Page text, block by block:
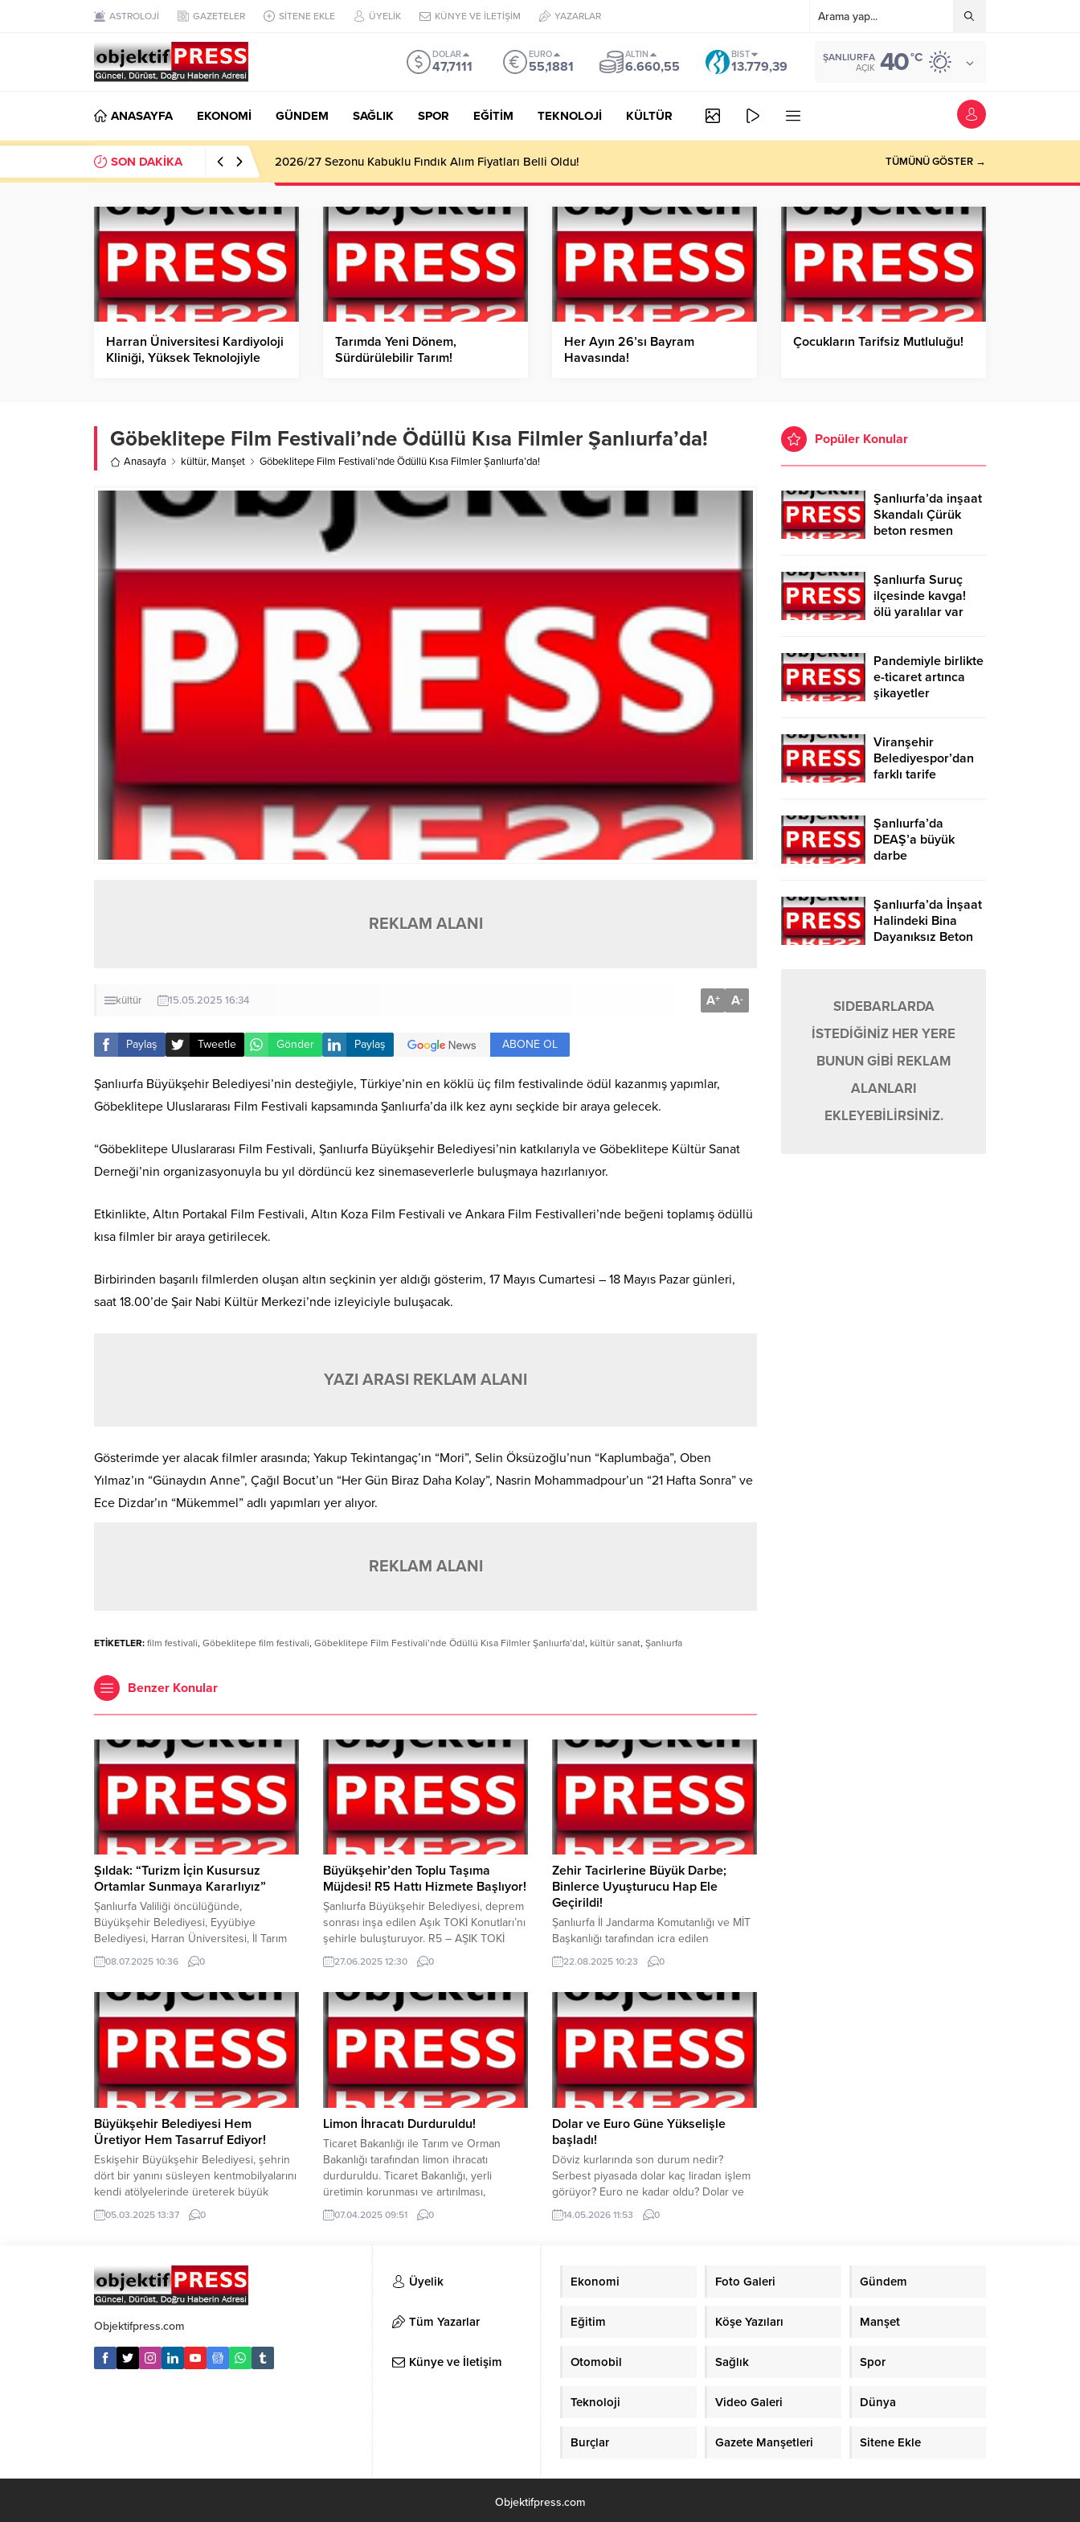
ASTROLOJİ GAZETELER SİTENE EKLE ÜYELİK KÜNYE VE İLETİŞİM YAZARLAR
DOLAR
47,7111
EURO
55,1881
ALTIN
6.660,55
BIST
13.779,39
ŞANLIURFA
AÇIK 40°C
ANASAYFA EKONOMİ GÜNDEM SAĞLIK SPOR EĞİTİM TEKNOLOJİ KÜLTÜR
SON DAKİKA 2026/27 Sezonu Kabuklu Fındık Alım Fiyatları Belli Oldu! TÜMÜNÜ GÖSTER →
Harran Üniversitesi Kardiyoloji
Kliniği, Yüksek Teknolojiyle
Tarımda Yeni Dönem,
Sürdürülebilir Tarım!
Her Ayın 26’sı Bayram
Havasında!
Çocukların Tarifsiz Mutluluğu!
Göbeklitepe Film Festivali’nde Ödüllü Kısa Filmler Şanlıurfa’da!
Anasayfa kültür, Manşet Göbeklitepe Film Festivali’nde Ödüllü Kısa Filmler Şanlıurfa’da!
REKLAM ALANI
kültür 15.05.2025 16:34 A+ A-
Paylaş Tweetle Gönder Paylaş ABONE OL
Şanlıurfa Büyükşehir Belediyesi’nin desteğiyle, Türkiye’nin en köklü üç film festivalinde ödül kazanmış yapımlar,
Göbeklitepe Uluslararası Film Festivali kapsamında Şanlıurfa’da ilk kez aynı seçkide bir araya gelecek.
“Göbeklitepe Uluslararası Film Festivali, Şanlıurfa Büyükşehir Belediyesi’nin katkılarıyla ve Göbeklitepe Kültür Sanat
Derneği’nin organizasyonuyla bu yıl dördüncü kez sinemaseverlerle buluşmaya hazırlanıyor.
Etkinlikte, Altın Portakal Film Festivali, Altın Koza Film Festivali ve Ankara Film Festivalleri’nde beğeni toplamış ödüllü
kısa filmler bir araya getirilecek.
Birbirinden başarılı filmlerden oluşan altın seçkinin yer aldığı gösterim, 17 Mayıs Cumartesi – 18 Mayıs Pazar günleri,
saat 18.00’de Şair Nabi Kültür Merkezi’nde izleyiciyle buluşacak.
YAZI ARASI REKLAM ALANI
Gösterimde yer alacak filmler arasında; Yakup Tekintangaç’ın “Mori”, Selin Öksüzoğlu’nun “Kaplumbağa”, Oben
Yılmaz’ın “Günaydın Anne”, Çağıl Bocut’un “Her Gün Biraz Daha Kolay”, Nasrin Mohammadpour’un “21 Hafta Sonra” ve
Ece Dizdar’ın “Mükemmel” adlı yapımları yer alıyor.
REKLAM ALANI
ETİKETLER: film festivali, Göbeklitepe film festivali, Göbeklitepe Film Festivali’nde Ödüllü Kısa Filmler Şanlıurfa’da!, kültür sanat, Şanlıurfa
Benzer Konular
Şıldak: “Turizm İçin Kusursuz
Ortamlar Sunmaya Kararlıyız”
Şanlıurfa Valiliği öncülüğünde,
Büyükşehir Belediyesi, Eyyübiye
Belediyesi, Harran Üniversitesi, İl Tarım
ve Orman Müdürlüğü, İl Sağlık
Müdürlüğü, İl Milli Eğitim Müdürlüğü,
Ticaret ve Sanayi Odası ve Ticaret
Borsası’nın katkılarıyla turizmin kalbi olan
Balıklıgöl çevresi ve tarihi hanlar
bölgesindeki işletmelere yönelik
verilecek eğitim çalışmalarının açılış
programı...
08.07.2025 10:36 0
Büyükşehir’den Toplu Taşıma
Müjdesi! R5 Hattı Hizmete Başlıyor!
Şanlıurfa Büyükşehir Belediyesi, deprem
sonrası inşa edilen Aşık TOKİ Konutları’nı
şehirle buluşturuyor. R5 – AŞIK TOKİ
hattı, 30 Haziran’da seferlerine başlıyor.
Her saat başı düzenlenecek seferlerle
ulaşım imkânına kavuşacak. Yeni hat,
aktarma kolaylığı ve 22 kilometrelik
güzergâhıyla ulaşımda erişilebilirliği
artıracak. Şanlıurfa Büyükşehir
Belediyesi, kent genelinde ulaşımı...
27.06.2025 12:30 0
Zehir Tacirlerine Büyük Darbe;
Binlerce Uyuşturucu Hap Ele
Geçirildi!
Şanlıurfa İl Jandarma Komutanlığı ve MİT
Başkanlığı tarafından icra edilen
“Uyuşturucu Ticaretine Yönelik” Planlı
İstihbari faaliyet neticesinde, zehir
Mersin’den Şanlıurfa’ya satmak amacıyla
uyuşturucu madde tedarik ettiği tespit
edilen (2) şüpheli şahıs, yapılan takip
sonucunda Şanlıurfa İl Jandarma
Komutanlığı Otoyol sorumluluk alanında
durdurulmuş ve yapılan aramada;
binlerce uyuşturucu...
22.08.2025 10:23 0
Büyükşehir Belediyesi Hem
Üretiyor Hem Tasarruf Ediyor!
Eskişehir Büyükşehir Belediyesi, şehrin
dört bir yanını süsleyen kentmobilyalarını
kendi atölyelerinde üreterek büyük
tasarruf sağlıyor.
Belediyeninatölyelerinde üretilen
köprü, korkuluk ve büfeler kent estetiğini
güzelleştirirken 2024yılında 1 milyon 200
bin TL tasarruf sağladı. Büyükşehir
Belediyesi Park ve Bahçeler Dairesi
Başkanlığı, kendi atölyelerinde
yaptığıekonomik...
05.03.2025 13:37 0
Limon İhracatı Durduruldu!
Ticaret Bakanlığı ile Tarım ve Orman
Bakanlığı tarafından limon ihracatı
durduruldu. Ticaret Bakanlığı, yerli
üretimin korunması ve artırılması,
spekülatif fiyat artışlarına meydan
verilmemesi amacıyla 8 Nisan’dan
durdurulmasına karar verildi. Bakanlık
piyasa şartları yakından takip edilerek,
ihtiyaç duyulması halinde gerekli ilave
tedbirler alınacak.
07.04.2025 09:51 0
Dolar ve Euro Güne Yükselişle
başladı!
Döviz kurlarında son durum nedir?
Serbest piyasada dolar kaç liradan işlem
görüyor? Euro ne kadar oldu? Dolar ve
euro’da hareketlilik devam ediyor. Dolar
ve euro güne yükselişle başladı. Orta
11.50 itibariyle 45.43 TL civarında işlem
14.05.2026 11:53 0
Popüler Konular
Şanlıurfa’da inşaat
Skandalı Çürük
beton resmen
Şanlıurfa Suruç
ilçesinde kavga!
ölü yaralılar var
Pandemiyle birlikte
e-ticaret artınca
şikayetler
Viranşehir
Belediyespor’dan
farklı tarife
Şanlıurfa’da
DEAŞ’a büyük
darbe
Şanlıurfa’da İnşaat
Halindeki Bina
Dayanıksız Beton
SIDEBARLARDA
İSTEDİĞİNİZ HER YERE
BUNUN GİBİ REKLAM
ALANLARI
EKLEYEBİLİRSİNİZ.
Objektifpress.com
Üyelik
Tüm Yazarlar
Künye ve İletişim
Ekonomi Foto Galeri Gündem
Eğitim Köşe Yazıları Manşet
Otomobil Sağlık Spor
Teknoloji Video Galeri Dünya
Burçlar Gazete Manşetleri Sitene Ekle
Objektifpress.com